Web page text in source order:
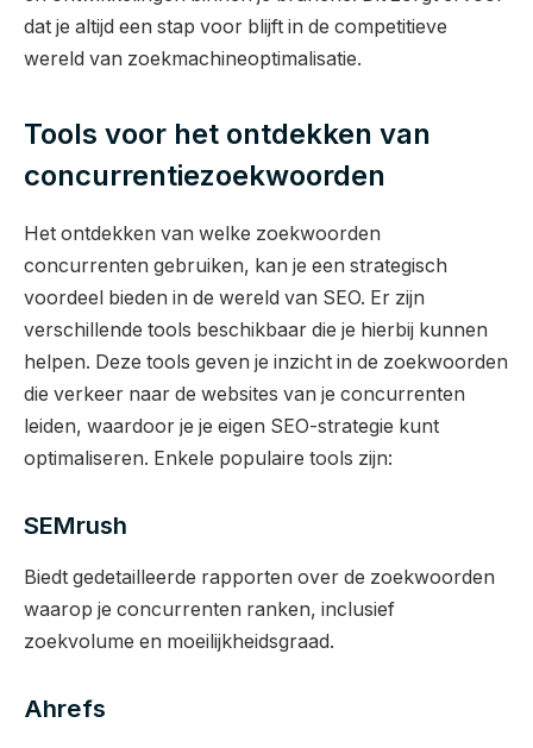
dat je altijd een stap voor blijft in de competitieve
wereld van zoekmachineoptimalisatie.
Tools voor het ontdekken van
concurrentiezoekwoorden
Het ontdekken van welke zoekwoorden
concurrenten gebruiken, kan je een strategisch
voordeel bieden in de wereld van SEO. Er zijn
verschillende tools beschikbaar die je hierbij kunnen
helpen. Deze tools geven je inzicht in de zoekwoorden
die verkeer naar de websites van je concurrenten
leiden, waardoor je je eigen SEO-strategie kunt
optimaliseren. Enkele populaire tools zijn:
SEMrush
Biedt gedetailleerde rapporten over de zoekwoorden
waarop je concurrenten ranken, inclusief
zoekvolume en moeilijkheidsgraad.
Ahrefs